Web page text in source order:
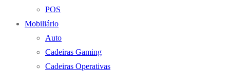
POS
Mobiliário
Auto
Cadeiras Gaming
Cadeiras Operativas